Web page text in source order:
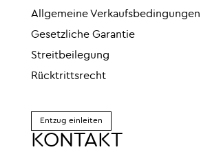
Allgemeine Verkaufsbedingungen
Gesetzliche Garantie
Streitbeilegung
Rücktrittsrecht
Entzug einleiten
KONTAKT